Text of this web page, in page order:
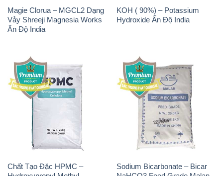
Chất Tạo Đặc HPMC –
Hydroxypropyl Methyl
Cellulose Trung Quốc China
Sodium Bicarbonate – Bicar
NaHCO3 Feed Grade Malan
Trung Quốc China